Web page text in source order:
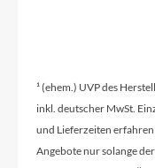
¹ (ehem.) UVP des
inkl. deutscher MwSt.
und Lieferzeiten
Angebote nur solange